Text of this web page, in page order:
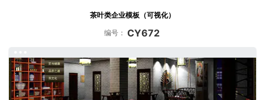
茶叶类企业模板（可视化）
编号： CY672